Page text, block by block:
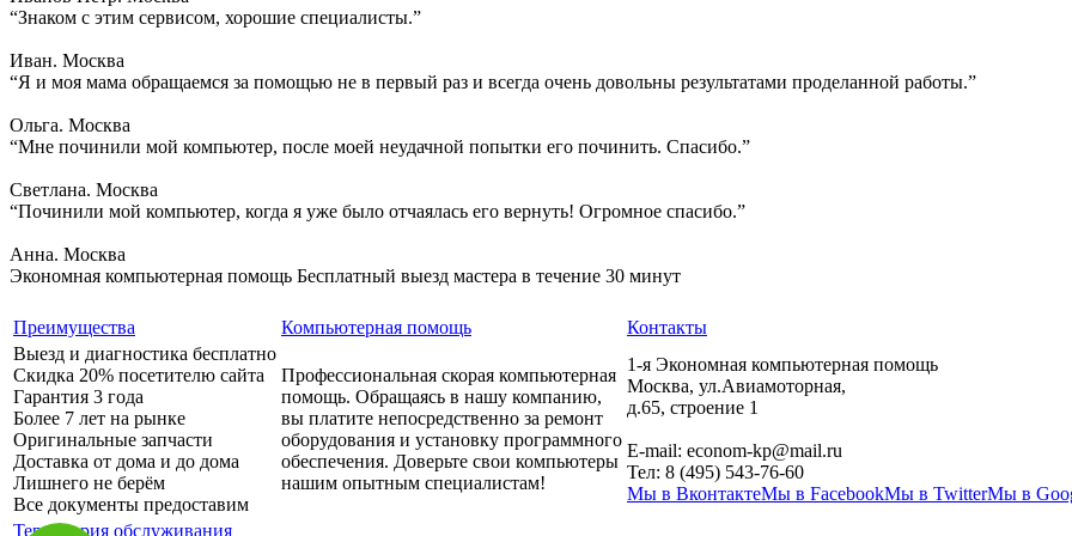
“Знаком с этим сервисом, хорошие специалисты.”
Иван. Москва
“Я и моя мама обращаемся за помощью не в первый раз и всегда очень довольны результатами проделанной работы.”
Ольга. Москва
“Мне починили мой компьютер, после моей неудачной попытки его починить. Спасибо.”
Светлана. Москва
“Починили мой компьютер, когда я уже было отчаялась его вернуть! Огромное спасибо.”
Анна. Москва
Экономная компьютерная помощь Бесплатный выезд мастера в течение 30 минут
Преимущества Компьютерная помощь
Контакты
Выезд и диагностика бесплатно
Скидка 20% посетителю сайта
Гарантия 3 года
Более 7 лет на рынке
Оригинальные запчасти
Доставка от дома и до дома
Лишнего не берём
Все документы предоставим
Профессиональная скорая компьютерная
помощь. Обращаясь в нашу компанию,
вы платите непосредственно за ремонт
оборудования и установку программного
обеспечения. Доверьте свои компьютеры
нашим опытным специалистам!
1-я Экономная компьютерная помощь
Москва, ул.Авиамоторная,
д.65, строение 1
E-mail: econom-kp@mail.ru
Тел: 8 (495) 543-76-60
Мы в ВконтактеМы в FacebookМы в TwitterМы в
Территория обслуживания